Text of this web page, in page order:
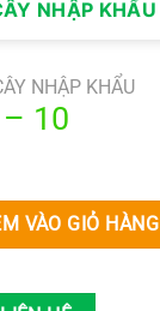
NHẬP KHẨU
NHẬP KHẨU
10
VÀO GIỎ HÀNG